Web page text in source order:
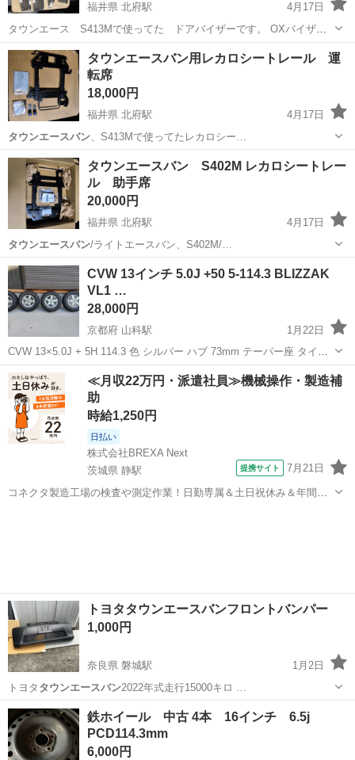
福井県 北府駅
4月17日
タウンエース S413Mで使ってた ドアバイザーです。 OXバイザー
のフロント、SP-128とリア、OXR-144になります。 ワイドタイプなの
で 一番幅狭い部分で 16cmです。 金具揃っていますが 取り付け
の際に プラス...
福井 越前市 北府駅 外装、車外用品 タウンエースバン
タウンエースバン用レカロシートレール 運
転席
18,000円
福井県 北府駅
4月17日
タウンエースバン、S413Mで使ってたレカロシー…
福井 越前市 北府駅
タウンエースバン S402M レカロシートレー
ル 助手席
20,000円
福井県 北府駅
4月17日
タウンエースバン/ライトエースバン、S402M/…
福井 越前市
CVW 13インチ 5.0J +50 5-114.3 BLIZZAK
VL1 …
28,000円
京都府 山科駅
1月22日
CVW 13×5.0J + 5H 114.3 色 シルバー ハブ 73mm テーパー座 タイヤ
BRIDGESTONE BLIZZAK VL1 165R13 LT 8PR 2023年 適合車種ライ
トエース／タウンエース 室内...
京都 京都市 山科駅 タイヤ、ホイール
タウンエースバン
≪月収22万円・派遣社員≫機械操作・製造補
助
時給1,250円
日払い
株式会社BREXA Next
茨城県 静駅
提携サイト 7月21日
コネクタ製造工場の検査や測定作業！日勤専属＆土日祝休み＆年間休
トヨタタウンエースバンフロントバンパー
1,000円
奈良県 磐城駅
1月2日
トヨタ タウンエースバン2022年式走行15000キロ …
奈良 葛城市 磐城駅 その他 空調
鉄ホイール 中古 4本 16インチ 6.5j
PCD114.3mm
6,000円